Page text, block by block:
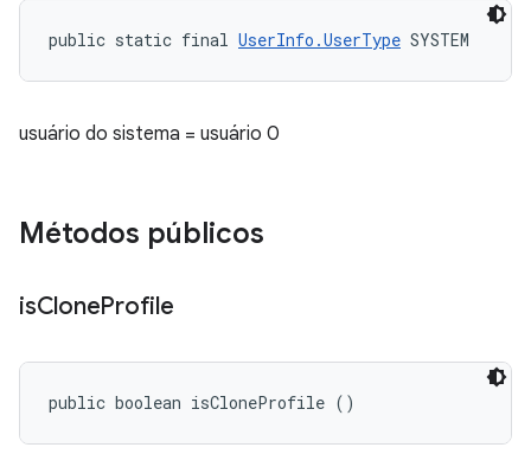
public static final UserInfo.UserType SYSTEM
usuário do sistema = usuário 0
Métodos públicos
isCloneProfile
public boolean isCloneProfile ()